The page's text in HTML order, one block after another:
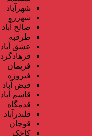
شهرآباد
شهرزو
صالح آباد
طرقبه
عشق آباد
فرهادگرد
فریمان
فیروزه
فیض آباد
قاسم آباد
قدمگاه
قلندرآباد
قوچان
کاخک